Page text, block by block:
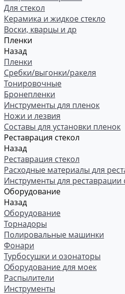
Для стекол
Керамика и жидкое стекло
Воски, кварцы и др
Пленки
Назад
Пленки
Сребки/выгонки/ракеля
Тонировочные
Бронепленки
Инструменты для пленок
Ножи и лезвия
Составы для установки пленок
Реставрация стекол
Назад
Реставрация стекол
Расходные материалы для
Инструменты для реставрации
Оборудование
Назад
Оборудование
Торнадоры
Полировальные машинки
Фонари
Турбосушки и озонаторы
Оборудование для моек
Распылители
Инструменты